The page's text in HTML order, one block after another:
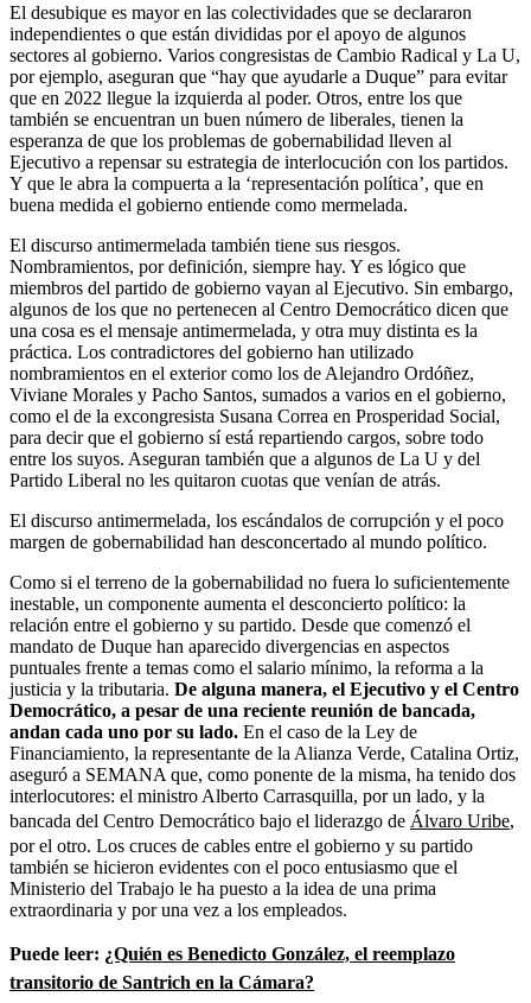
El desubique es mayor en las colectividades que se declararon
independientes o que están divididas por el apoyo de algunos
sectores al gobierno. Varios congresistas de Cambio Radical y La U,
por ejemplo, aseguran que “hay que ayudarle a Duque” para evitar
que en 2022 llegue la izquierda al poder. Otros, entre los que
también se encuentran un buen número de liberales, tienen la
esperanza de que los problemas de gobernabilidad lleven al
Ejecutivo a repensar su estrategia de interlocución con los partidos.
Y que le abra la compuerta a la ‘representación política’, que en
buena medida el gobierno entiende como mermelada.
El discurso antimermelada también tiene sus riesgos.
Nombramientos, por definición, siempre hay. Y es lógico que
miembros del partido de gobierno vayan al Ejecutivo. Sin embargo,
algunos de los que no pertenecen al Centro Democrático dicen que
una cosa es el mensaje antimermelada, y otra muy distinta es la
práctica. Los contradictores del gobierno han utilizado
nombramientos en el exterior como los de Alejandro Ordóñez,
Viviane Morales y Pacho Santos, sumados a varios en el gobierno,
como el de la excongresista Susana Correa en Prosperidad Social,
para decir que el gobierno sí está repartiendo cargos, sobre todo
entre los suyos. Aseguran también que a algunos de La U y del
Partido Liberal no les quitaron cuotas que venían de atrás.
El discurso antimermelada, los escándalos de corrupción y el poco
margen de gobernabilidad han desconcertado al mundo político.
Como si el terreno de la gobernabilidad no fuera lo suficientemente
inestable, un componente aumenta el desconcierto político: la
relación entre el gobierno y su partido. Desde que comenzó el
mandato de Duque han aparecido divergencias en aspectos
puntuales frente a temas como el salario mínimo, la reforma a la
justicia y la tributaria. De alguna manera, el Ejecutivo y el Centro
Democrático, a pesar de una reciente reunión de bancada,
andan cada uno por su lado. En el caso de la Ley de
Financiamiento, la representante de la Alianza Verde, Catalina Ortiz,
aseguró a SEMANA que, como ponente de la misma, ha tenido dos
interlocutores: el ministro Alberto Carrasquilla, por un lado, y la
bancada del Centro Democrático bajo el liderazgo de Álvaro Uribe,
por el otro. Los cruces de cables entre el gobierno y su partido
también se hicieron evidentes con el poco entusiasmo que el
Ministerio del Trabajo le ha puesto a la idea de una prima
extraordinaria y por una vez a los empleados.
Puede leer: ¿Quién es Benedicto González, el reemplazo
transitorio de Santrich en la Cámara?